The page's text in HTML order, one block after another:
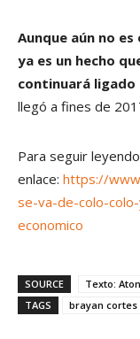
Aunque aún no
ya es un hecho
continuará
llegó a fines de
Para seguir
enlace: https://
se-va-de-colo-
economico
SOURCE
Texto:
TAGS
brayan cortes